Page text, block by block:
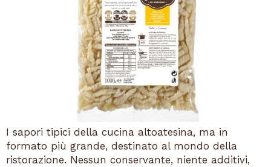
I sapori tipici della cucina altoatesina, ma in
formato più grande, destinato al mondo della
ristorazione. Nessun conservante, niente additivi,